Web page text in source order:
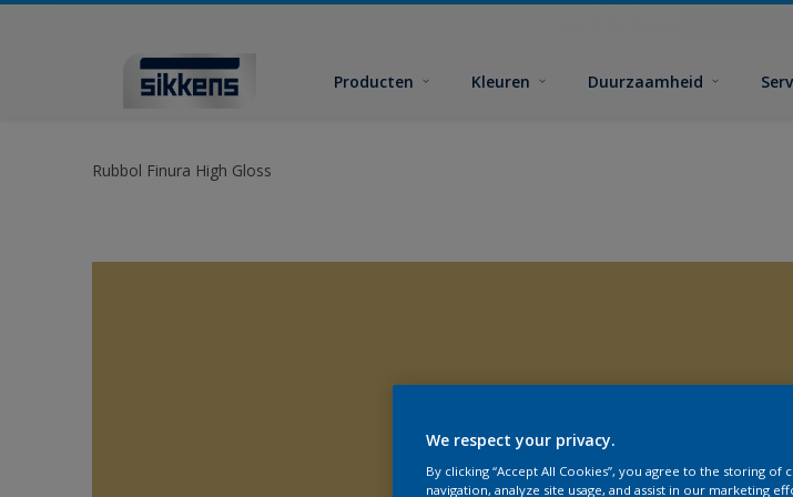
Producten Kleuren Duurzaamheid
Rubbol Finura High Gloss
We respect your privacy.
By clicking “Accept All Cookies”, you agree to the storing
navigation, analyze site usage, and assist in our marketing